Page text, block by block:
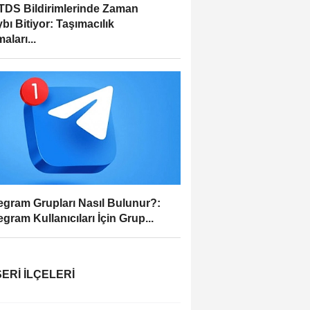
Bildirimlerinde Zaman
Bitiyor: Taşımacılık
Grupları Nasıl Bulunur?:
Kullanıcıları İçin Grup...
İLÇELERI